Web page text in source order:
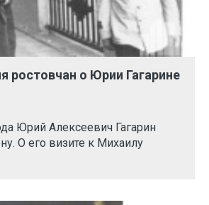
ростовчан о Юрии Гагарине
Юрий Алексеевич Гагарин
О его визите к Михаилу